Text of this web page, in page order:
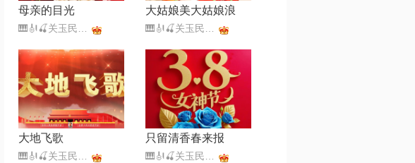
母亲的目光 大姑娘美大姑娘浪
大地飞歌 只留清香春来报